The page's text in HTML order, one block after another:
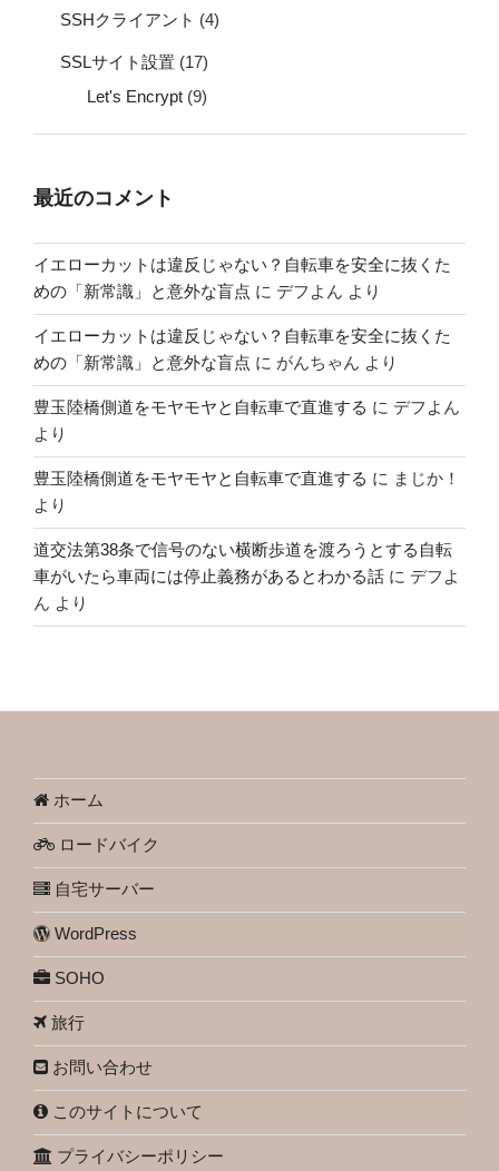
SSHクライアント (4)
SSLサイト設置 (17)
Let's Encrypt (9)
最近のコメント
イエローカットは違反じゃない？自転車を安全に抜くた
めの「新常識」と意外な盲点 に デフよん より
イエローカットは違反じゃない？自転車を安全に抜くた
めの「新常識」と意外な盲点 に がんちゃん より
豊玉陸橋側道をモヤモヤと自転車で直進する に デフよん
より
豊玉陸橋側道をモヤモヤと自転車で直進する に まじか！
より
道交法第38条で信号のない横断歩道を渡ろうとする自転
車がいたら車両には停止義務があるとわかる話 に デフよ
ん より
ホーム
ロードバイク
自宅サーバー
WordPress
SOHO
旅行
お問い合わせ
このサイトについて
プライバシーポリシー